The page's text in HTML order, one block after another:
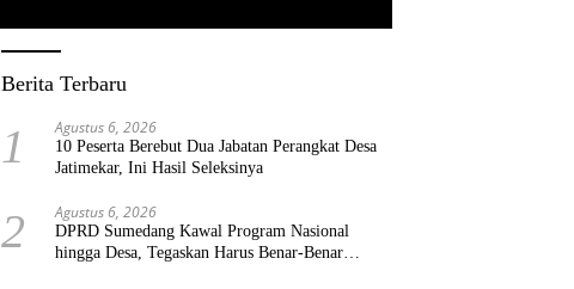
Berita Terbaru
1 Agustus 6, 2026
10 Peserta Berebut Dua Jabatan Perangkat Desa
Jatimekar, Ini Hasil Seleksinya
2 Agustus 6, 2026
DPRD Sumedang Kawal Program Nasional
hingga Desa, Tegaskan Harus Benar-Benar